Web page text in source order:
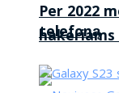
telefoną
Per 2022